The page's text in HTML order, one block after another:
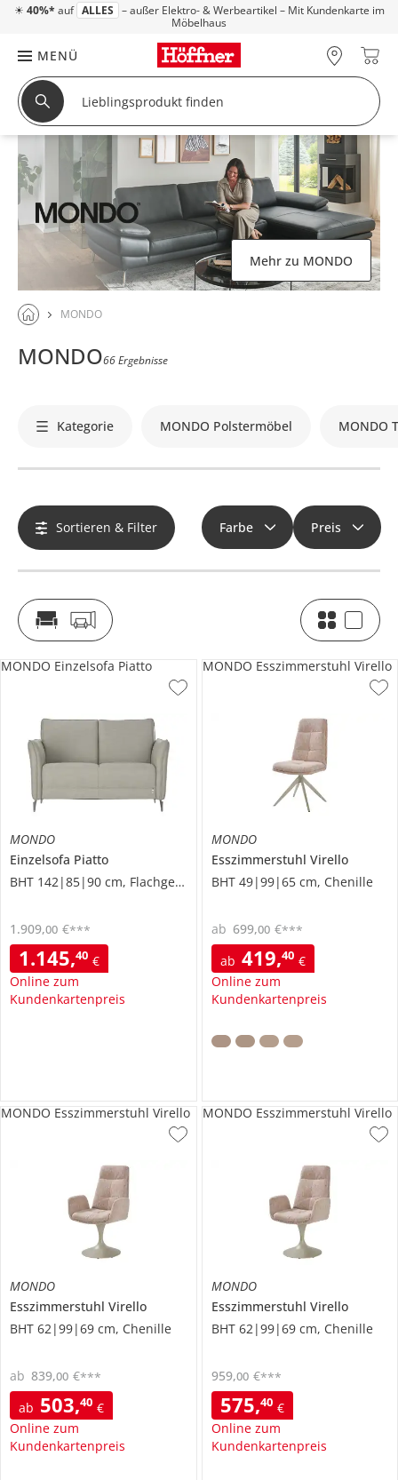
☀ 40%* auf ALLES – außer Elektro- & Werbeartikel – Mit Kundenkarte im
Möbelhaus
MENÜ
Mehr zu MONDO
MONDO
MONDO66 Ergebnisse
Kategorie MONDO Polstermöbel MONDO
Sortieren & Filter Farbe Preis
MONDO
Einzelsofa Piatto
BHT 142|85|90 cm, Flachgewebe
1.145,40 €
Online zum
Kundenkartenpreis
1.909,00 €***
MONDO Einzelsofa Piatto
MONDO
Esszimmerstuhl Virello
BHT 49|99|65 cm, Chenille
ab 419,40 €
Online zum
Kundenkartenpreis
ab 699,00 €***
MONDO Esszimmerstuhl Virello
MONDO
Esszimmerstuhl Virello
BHT 62|99|69 cm, Chenille
ab 503,40 €
Online zum
Kundenkartenpreis
ab 839,00 €***
MONDO Esszimmerstuhl Virello
MONDO
Esszimmerstuhl Virello
BHT 62|99|69 cm, Chenille
575,40 €
Online zum
Kundenkartenpreis
959,00 €***
MONDO Esszimmerstuhl Virello